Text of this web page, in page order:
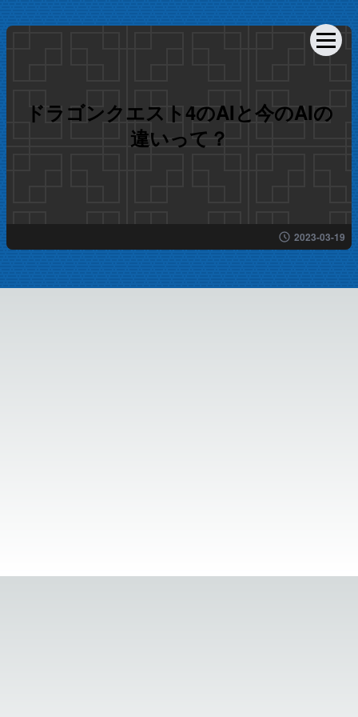
ドラゴンクエスト4のAIと今のAIの
違いって？
2023-03-19